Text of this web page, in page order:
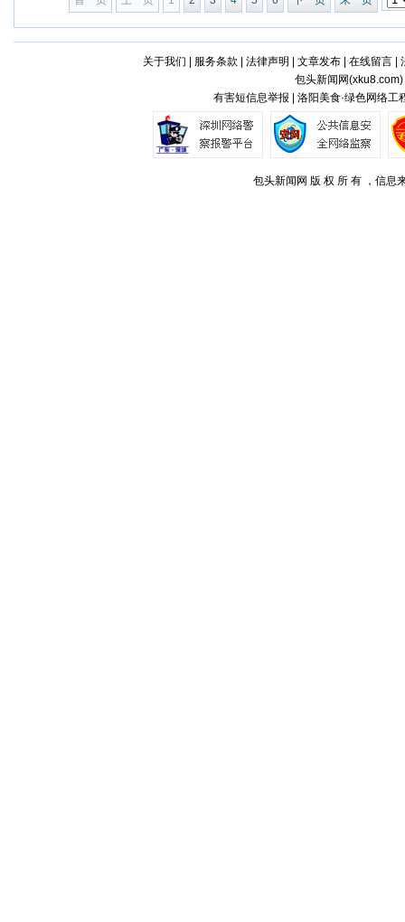
关于我们 服务条款 法律声明 文章发布| 在线留言|
包头新闻网(xku8.com)
有害短信息举报 | 洛阳美食·绿色网络
包头新闻网 版 权 所 有 ，信息